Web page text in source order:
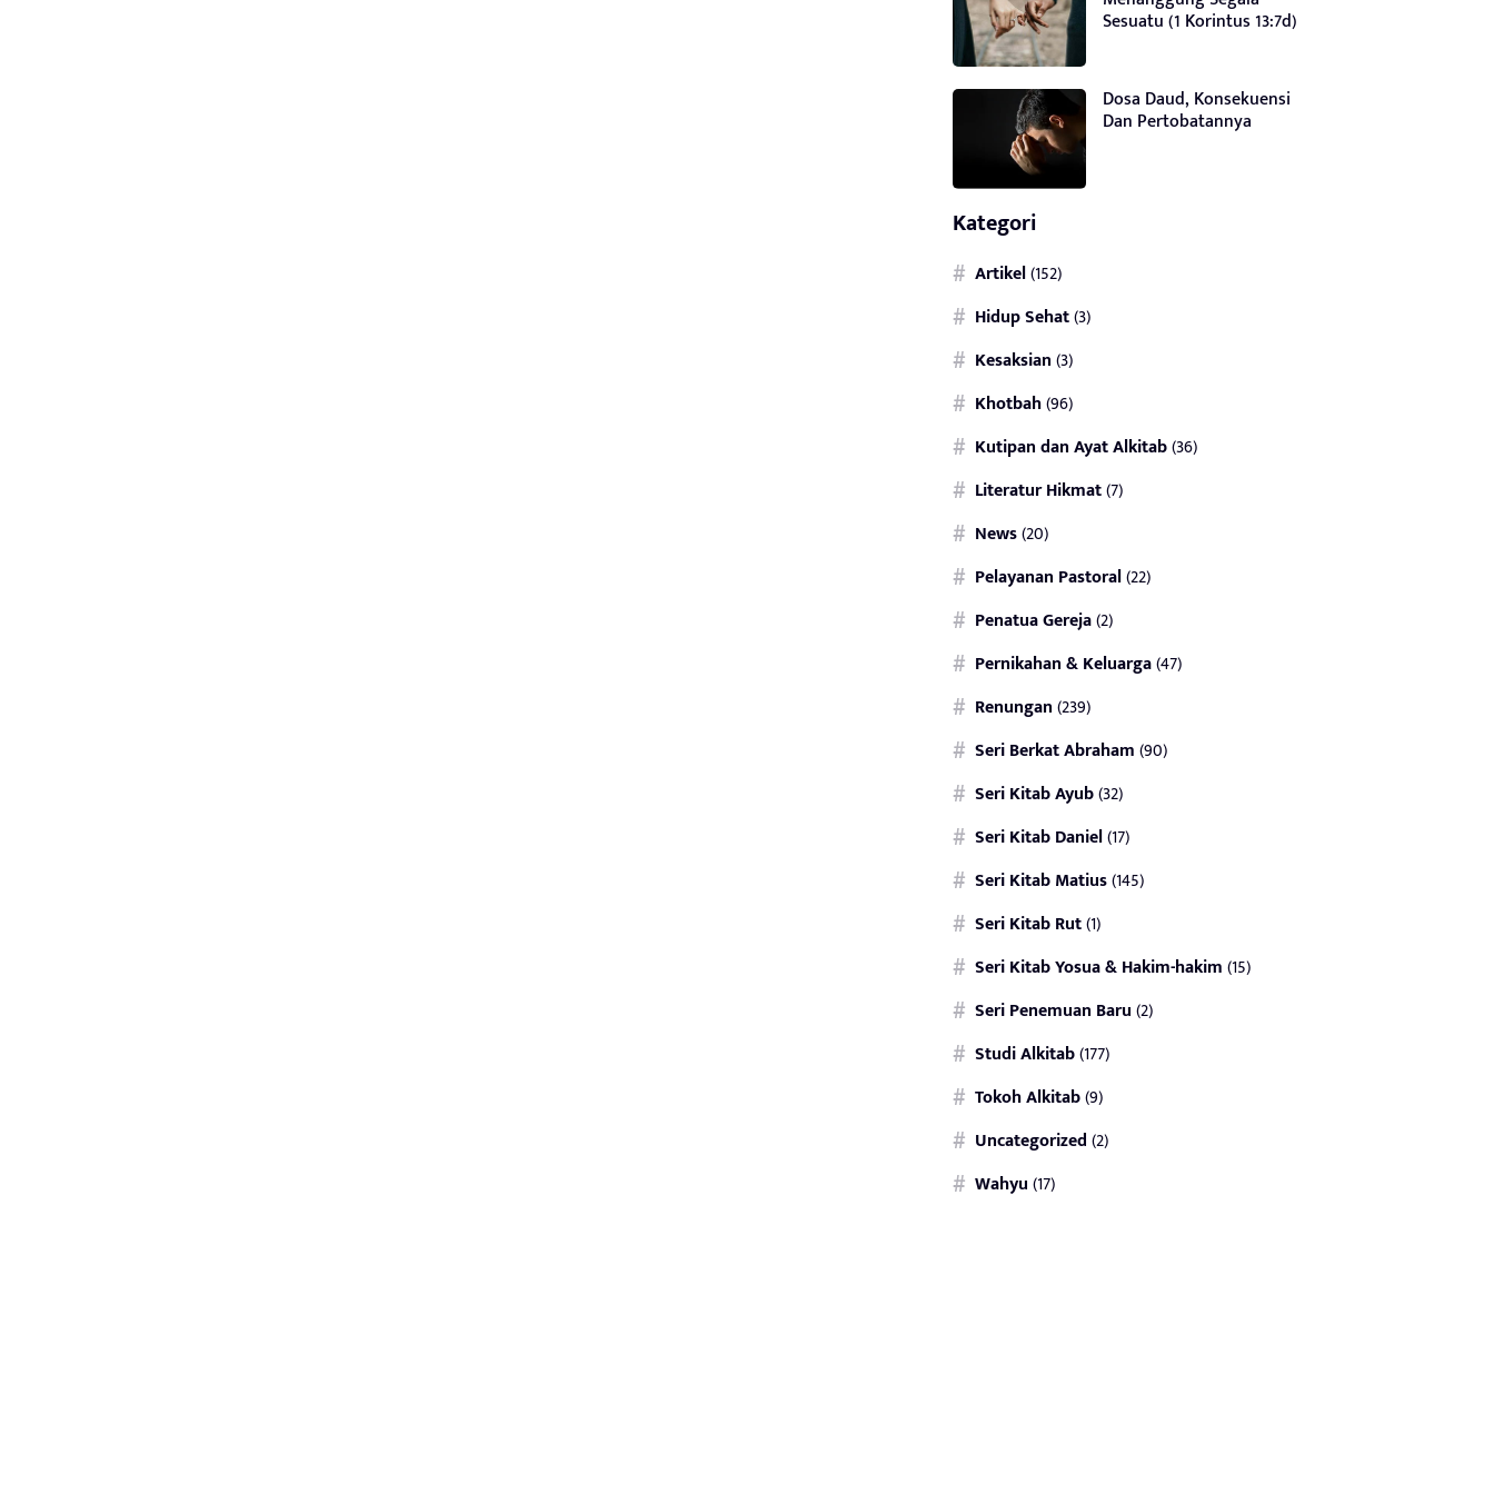
Sesuatu (1 Korintus 13:7d)
Dosa Daud, Konsekuensi
Dan Pertobatannya
Kategori
Artikel(152)
Hidup Sehat(3)
Kesaksian(3)
Khotbah(96)
Kutipan dan Ayat Alkitab(36)
Literatur Hikmat(7)
News(20)
Pelayanan Pastoral(22)
Penatua Gereja(2)
Pernikahan & Keluarga(47)
Renungan(239)
Seri Berkat Abraham(90)
Seri Kitab Ayub(32)
Seri Kitab Daniel(17)
Seri Kitab Matius(145)
Seri Kitab Rut(1)
Seri Kitab Yosua & Hakim-hakim(15)
Seri Penemuan Baru(2)
Studi Alkitab(177)
Tokoh Alkitab(9)
Uncategorized(2)
Wahyu(17)